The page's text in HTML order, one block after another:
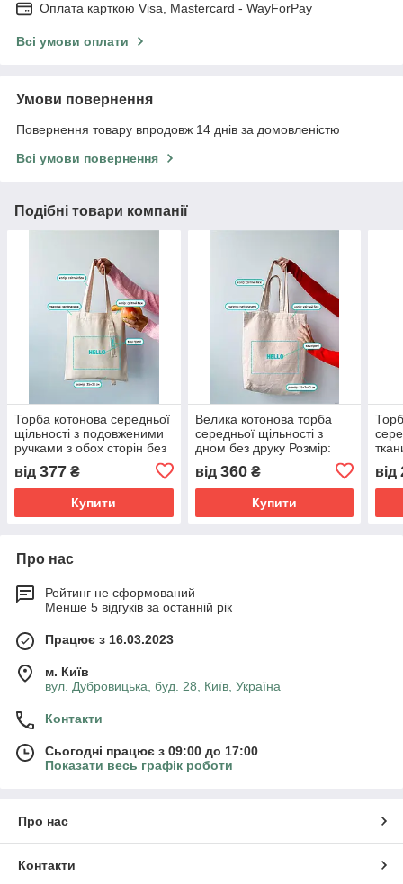
Оплата карткою Visa, Mastercard - WayForPay
Всі умови оплати
Умови повернення
Повернення товару впродовж 14 днів за домовленістю
Всі умови повернення
Подібні товари компанії
Торба котонова середньої
щільності з подовженими
ручками з обох сторін без
друку Розмір: 35cм х 38см
від 377 ₴
Купити
Велика котонова торба
середньої щільності з
дном без друку Розмір:
від 360₴
Купити
від
Про нас
Рейтинг не сформований
Менше 5 відгуків за останній рік
Працює з 16.03.2023
м. Київ
вул. Дубровицька, буд. 28, Київ, Україна
Контакти
Сьогодні працює з 09:00 до 17:00
Показати весь графік роботи
Про нас
Контакти